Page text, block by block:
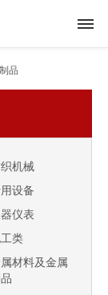
品
机械
设备
仪表
类
材料及金属